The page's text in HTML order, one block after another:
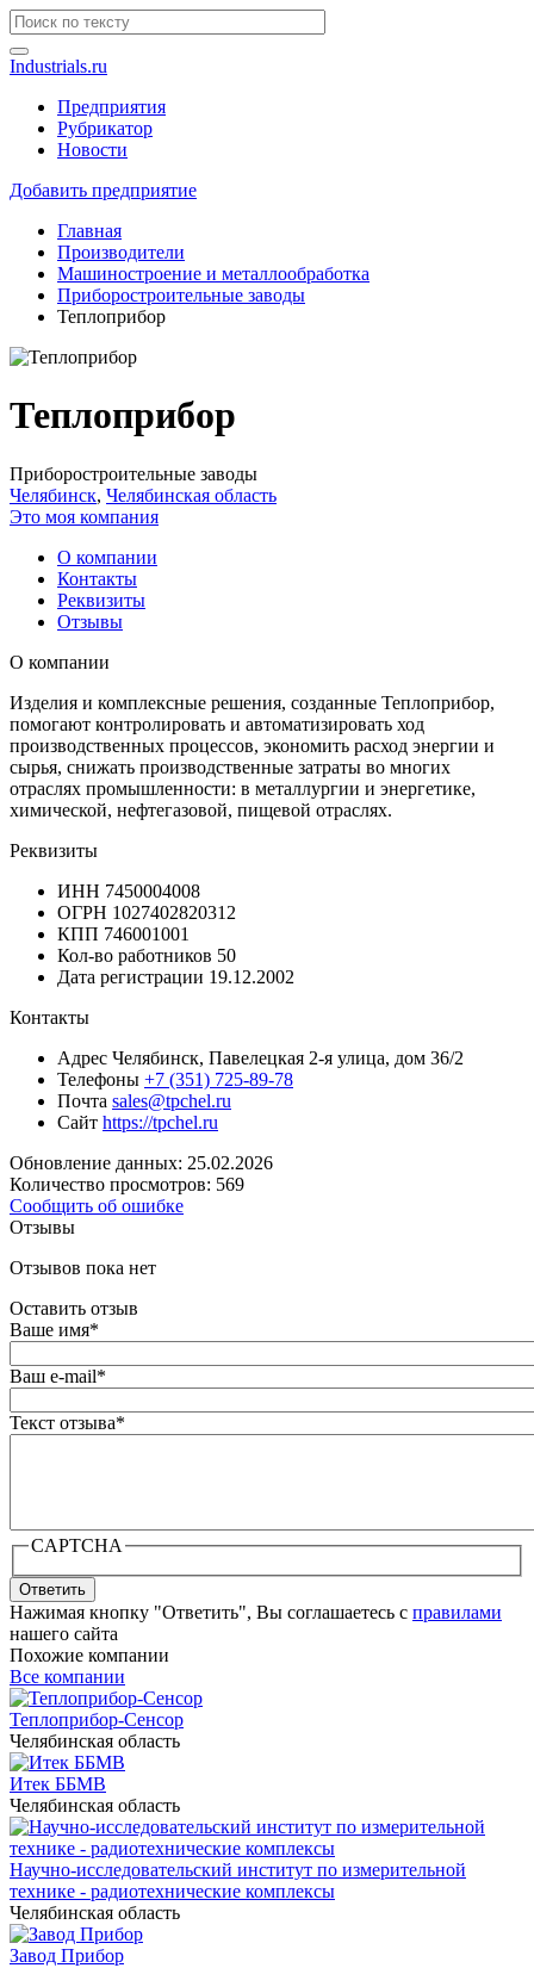
Industrials.ru
Предприятия
Рубрикатор
Новости
Добавить предприятие
Главная
Производители
Машиностроение и металлообработка
Приборостроительные заводы
Теплоприбор
Теплоприбор
Приборостроительные заводы
Челябинск, Челябинская область
Это моя компания
О компании
Контакты
Реквизиты
Отзывы
О компании
Изделия и комплексные решения, созданные Теплоприбор,
помогают контролировать и автоматизировать ход
производственных процессов, экономить расход энергии и
сырья, снижать производственные затраты во многих
отраслях промышленности: в металлургии и энергетике,
химической, нефтегазовой, пищевой отраслях.
Реквизиты
ИНН 7450004008
ОГРН 1027402820312
КПП 746001001
Кол-во работников 50
Дата регистрации 19.12.2002
Контакты
Адрес Челябинск, Павелецкая 2-я улица, дом 36/2
Телефоны +7 (351) 725-89-78
Почта sales@tpchel.ru
Сайт https://tpchel.ru
Обновление данных: 25.02.2026
Количество просмотров: 569
Сообщить об ошибке
Отзывы
Отзывов пока нет
Оставить отзыв
Ваше имя*
Ваш e-mail*
Текст отзыва*
CAPTCHA
Ответить
Нажимая кнопку "Ответить", Вы соглашаетесь с правилами
нашего сайта
Похожие компании
Все компании
Теплоприбор-Сенсор
Челябинская область
Итек ББМВ
Челябинская область
Научно-исследовательский институт по измерительной
технике - радиотехнические комплексы
Челябинская область
Завод Прибор